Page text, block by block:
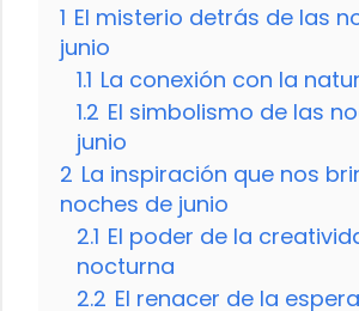
1 El misterio detrás de las
junio
1.1 La conexión con la
1.2 El simbolismo de las
junio
2 La inspiración que nos
noches de junio
2.1 El poder de la
nocturna
2.2 El renacer de la